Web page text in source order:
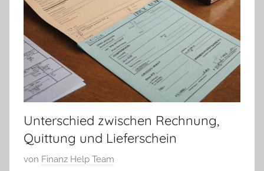
Unterschied zwischen Rechnung,
Quittung und Lieferschein
V
von Finanz Help Team